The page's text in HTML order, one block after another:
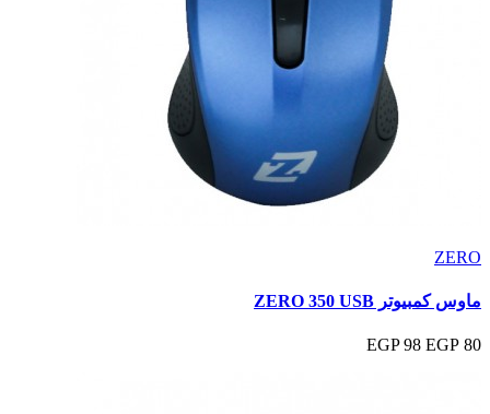
ZERO
ماوس كمبيوتر ZERO 350 USB
80 EGP
98 EGP